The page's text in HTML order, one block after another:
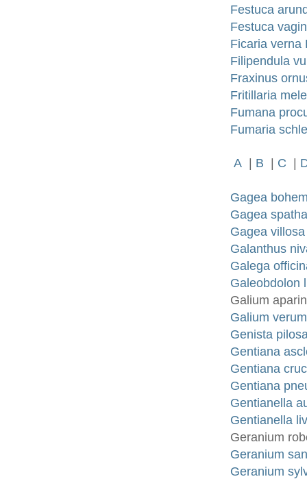
Festuca
Festuca
Ficaria verna
Filipendula
Fraxinus
Fritillaria
Fumana
Fumaria
A B C
Gagea
Gagea
Gagea
Galanthus
Galega
Galeobdolon
Galium
Galium
Genista
Gentiana
Gentiana
Gentiana
Gentianella
Gentianella
Geranium
Geranium
Geranium